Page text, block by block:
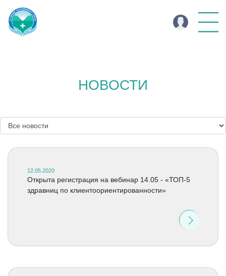
НОВОСТИ
12.05.2020
Открыта регистрация на вебинар 14.05 - «ТОП-5
здравниц по клиентоориентированности»